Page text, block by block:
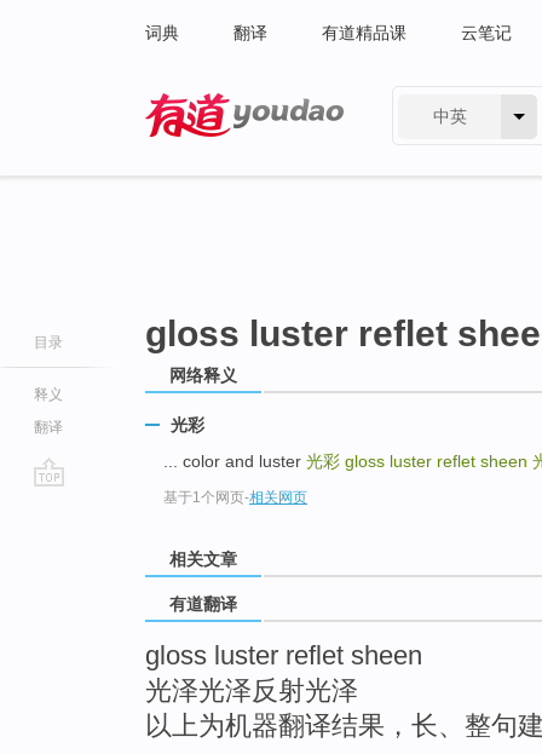
词典 翻译 有道精品课 云笔记
中英
目录
释义
翻译
gloss luster reflet
网络释义
光彩
... color and luster 光彩 gloss luster reflet sheen
基于1个网页-相关网页
相关文章
有道翻译
gloss luster reflet sheen
光泽光泽反射光泽
以上为机器翻译结果，长、整句